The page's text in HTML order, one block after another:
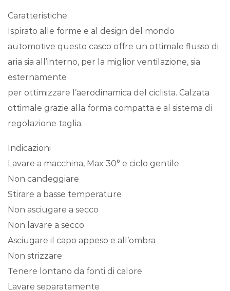
Caratteristiche
Ispirato alle forme e al design del mondo
automotive questo casco offre un ottimale flusso di
aria sia all’interno, per la miglior ventilazione, sia
esternamente
per ottimizzare l’aerodinamica del ciclista. Calzata
ottimale grazie alla forma compatta e al sistema di
regolazione taglia.
Indicazioni
Lavare a macchina, Max 30° e ciclo gentile
Non candeggiare
Stirare a basse temperature
Non asciugare a secco
Non lavare a secco
Asciugare il capo appeso e all’ombra
Non strizzare
Tenere lontano da fonti di calore
Lavare separatamente